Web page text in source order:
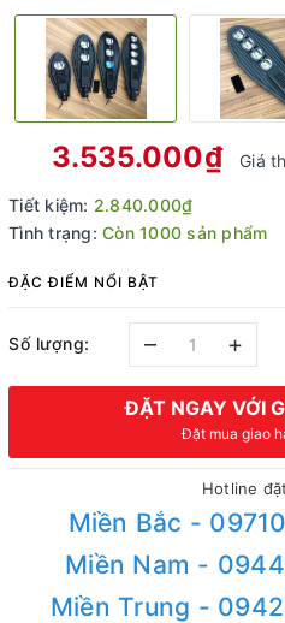
3.535.000₫ Giá
Tiết kiệm: 2.840.000₫
Tình trạng: Còn 1000 sản phẩm
ĐẶC ĐIỂM NỔI BẬT
Số lượng: – +
ĐẶT NGAY VỚI
Đặt mua giao
Hotline
Miền Bắc -
Miền Nam -
Miền Trung -